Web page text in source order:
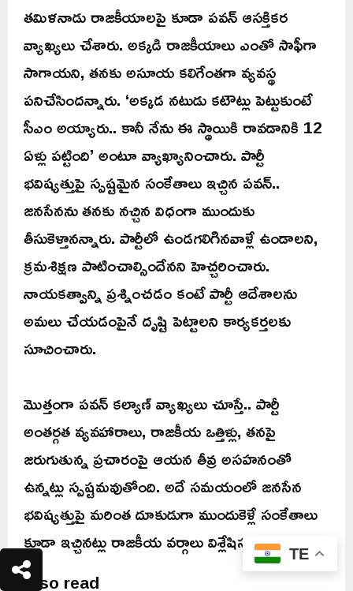
తమిళనాడు రాజకీయాలపై కూడా పవన్ ఆసక్తికర
వ్యాఖ్యలు చేశారు. అక్కడి రాజకీయాలు ఎంతో సాఫీగా
సాగాయని, తనకు అసూయ కలిగేంతగా వ్యవస్థ
పనిచేసిందన్నారు. ‘అక్కడ నటుడు కటౌట్లు పెట్టుకుంటే
సీఎం అయ్యారు.. కానీ నేను ఈ స్థాయికి రావడానికి 12
ఏళ్లు పట్టింది’ అంటూ వ్యాఖ్యానించారు. పార్టీ
భవిష్యత్తుపై స్పష్టమైన సంకేతాలు ఇచ్చిన పవన్..
జనసేనను తనకు నచ్చిన విధంగా ముందుకు
తీసుకెళ్తానన్నారు. పార్టీలో ఉండగలిగినవాళ్లే ఉండాలని,
క్రమశిక్షణ పాటించాల్సిందేనని హెచ్చరించారు.
నాయకత్వాన్ని ప్రశ్నించడం కంటే పార్టీ ఆదేశాలను
అమలు చేయడంపైనే దృష్టి పెట్టాలని కార్యకర్తలకు
సూచించారు.
మొత్తంగా పవన్ కల్యాణ్ వ్యాఖ్యలు చూస్తే.. పార్టీ
అంతర్గత వ్యవహారాలు, రాజకీయ ఒత్తిళ్లు, తనపై
జరుగుతున్న ప్రచారంపై ఆయన తీవ్ర అసహనంతో
ఉన్నట్లు స్పష్టమవుతోంది. అదే సమయంలో జనసేన
భవిష్యత్తుపై మరింత దూకుడుగా ముందుకెళ్లే సంకేతాలు
కూడా ఇచ్చినట్లు రాజకీయ వర్గాలు విశ్లేషిస్తున్నాయి.
Also read
TE